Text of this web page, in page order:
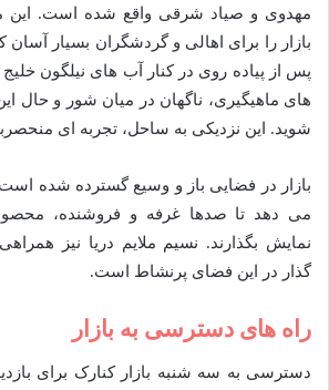
مهدوی و صیاد شرقی واقع شده است. این
بازار را برای اهالی و گردشگران بسیار
پس از پیاده روی در کنار آب های نیلگون
های ماهیگیری، ناگهان در میان شور و حال
شوید. این نزدیکی به ساحل، تجربه ای
بازار در فضایی باز و وسیع گسترده شده
می دهد تا صدها غرفه و فروشنده،
نمایش بگذارند. نسیم ملایم دریا نیز
گذار در این فضای پرنشاط است.
راه های دسترسی به بازار
دسترسی به سه شنبه بازار کنارک برای